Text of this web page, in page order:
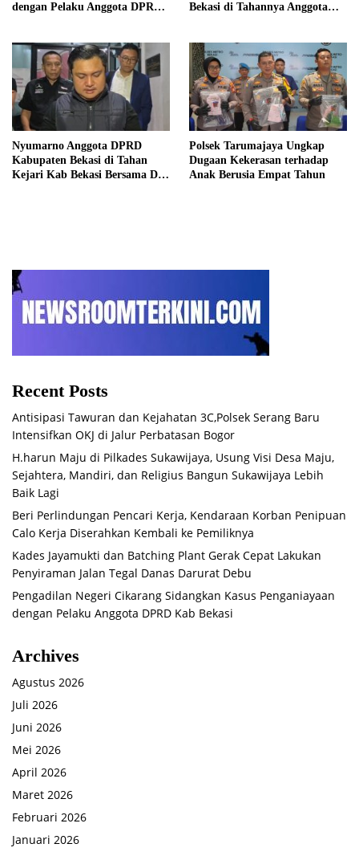
dengan Pelaku Anggota DPRD
Bekasi di Tahannya Anggota
Nyumarno Anggota DPRD
Kabupaten Bekasi di Tahan
Kejari Kab Bekasi Bersama Dua
Polsek Tarumajaya Ungkap
Dugaan Kekerasan terhadap
Anak Berusia Empat Tahun
Recent Posts
Antisipasi Tawuran dan Kejahatan 3C,Polsek Serang Baru
Intensifkan OKJ di Jalur Perbatasan Bogor
H.harun Maju di Pilkades Sukawijaya, Usung Visi Desa Maju,
Sejahtera, Mandiri, dan Religius Bangun Sukawijaya Lebih
Baik Lagi
Beri Perlindungan Pencari Kerja, Kendaraan Korban Penipuan
Calo Kerja Diserahkan Kembali ke Pemiliknya
Kades Jayamukti dan Batching Plant Gerak Cepat Lakukan
Penyiraman Jalan Tegal Danas Darurat Debu
Pengadilan Negeri Cikarang Sidangkan Kasus Penganiayaan
dengan Pelaku Anggota DPRD Kab Bekasi
Archives
Agustus 2026
Juli 2026
Juni 2026
Mei 2026
April 2026
Maret 2026
Februari 2026
Januari 2026